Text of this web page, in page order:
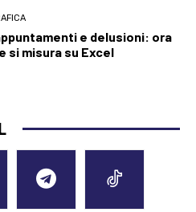
e delusioni: ora
si misura su Excel